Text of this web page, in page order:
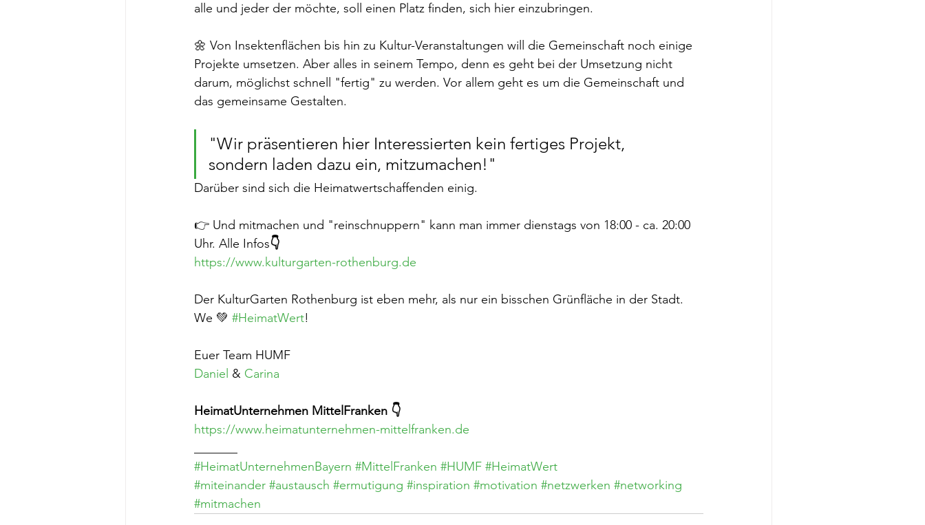
alle und jeder der möchte, soll einen Platz finden, sich hier einzubringen.
🌼 Von Insektenflächen bis hin zu Kultur-Veranstaltungen will die Gemeinschaft noch einige
Projekte umsetzen. Aber alles in seinem Tempo, denn es geht bei der Umsetzung nicht
darum, möglichst schnell "fertig" zu werden. Vor allem geht es um die Gemeinschaft und
das gemeinsame Gestalten.
"Wir präsentieren hier Interessierten kein fertiges Projekt,
sondern laden dazu ein, mitzumachen!"
Darüber sind sich die Heimatwertschaffenden einig.
👉 Und mitmachen und "reinschnuppern" kann man immer dienstags von 18:00 - ca. 20:00
Uhr. Alle Infos👇
https://www.kulturgarten-rothenburg.de
Der KulturGarten Rothenburg ist eben mehr, als nur ein bisschen Grünfläche in der Stadt.
We 💚 #HeimatWert!
Euer Team HUMF
Daniel & Carina
HeimatUnternehmen MittelFranken 👇
https://www.heimatunternehmen-mittelfranken.de
#HeimatUnternehmenBayern #MittelFranken #HUMF #HeimatWert
#miteinander #austausch #ermutigung #inspiration #motivation #netzwerken #networking
#mitmachen